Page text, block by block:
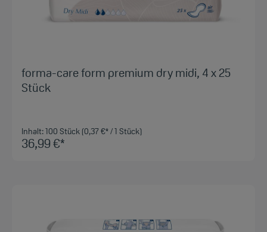
forma-care form premium dry midi, 4 x 25
Stück
Inhalt:100 Stück (0,37 €* / 1 Stück)
36,99 €*